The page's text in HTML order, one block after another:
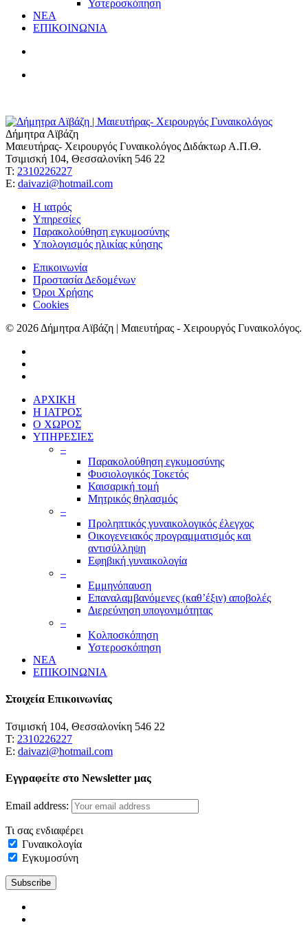
Υστεροσκόπηση
ΝΕΑ
ΕΠΙΚΟΙΝΩΝΙΑ
Δήμητρα Αϊβάζη
Μαιευτήρας- Χειρουργός Γυναικολόγος Διδάκτωρ Α.Π.Θ.
Τσιμισκή 104, Θεσσαλονίκη 546 22
Τ: 2310226227
Ε: daivazi@hotmail.com
Η ιατρός
Υπηρεσίες
Παρακολούθηση εγκυμοσύνης
Υπολογισμός ηλικίας κύησης
Επικοινωνία
Προστασία Δεδομένων
Όροι Χρήσης
Cookies
© 2026 Δήμητρα Αϊβάζη | Μαιευτήρας - Χειρουργός Γυναικολόγος.
ΑΡΧΙΚΗ
Η ΙΑΤΡΟΣ
Ο ΧΩΡΟΣ
ΥΠΗΡΕΣΙΕΣ
–
Παρακολούθηση εγκυμοσύνης
Φυσιολογικός Τοκετός
Καισαρική τομή
Μητρικός θηλασμός
–
Προληπτικός γυναικολογικός έλεγχος
Οικογενειακός προγραμματισμός και
αντισύλληψη
Εφηβική γυναικολογία
–
Εμμηνόπαυση
Επαναλαμβανόμενες (καθ’έξιν) αποβολές
Διερεύνηση υπογονιμότητας
–
Κολποσκόπηση
Υστεροσκόπηση
ΝΕΑ
ΕΠΙΚΟΙΝΩΝΙΑ
Στοιχεία Επικοινωνίας
Τσιμισκή 104, Θεσσαλονίκη 546 22
Τ: 2310226227
Ε: daivazi@hotmail.com
Εγγραφείτε στο Newsletter μας
Email address:
Τι σας ενδιαφέρει
Γυναικολογία
Εγκυμοσύνη